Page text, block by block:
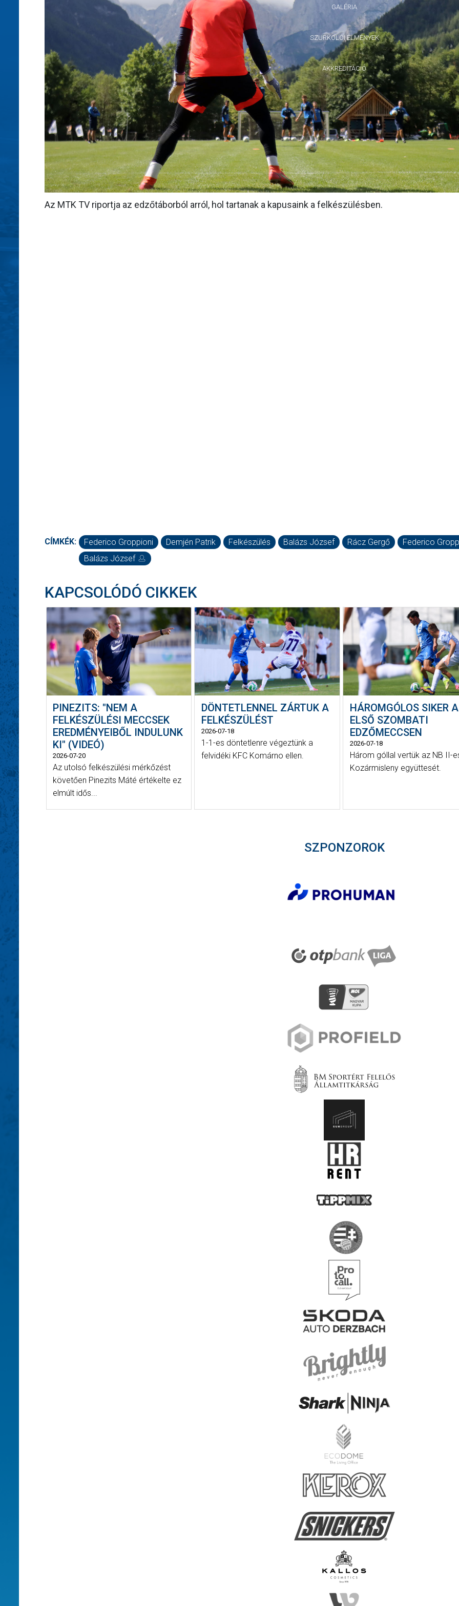
GALÉRIA
SZURKOLÓI ÉLMÉNYEK
AKKREDITÁCIÓ
Az MTK TV riportja az edzőtáborból arról, hol tartanak a kapusaink a felkészülésben.
CÍMKÉK: Federico Groppioni Demjén Patrik Felkészülés Balázs József Rácz Gergő
Federico
Balázs József
KAPCSOLÓDÓ CIKKEK
PINEZITS: "NEM A
FELKÉSZÜLÉSI MECCSEK
EREDMÉNYEIBŐL INDULUNK
KI" (VIDEÓ)
2026-07-20
Az utolsó felkészülési mérkőzést
követően Pinezits Máté értékelte ez
elmúlt idős...
DÖNTETLENNEL ZÁRTUK A
FELKÉSZÜLÉST
2026-07-18
1-1-es döntetlenre végeztünk a
felvidéki KFC Komárno ellen.
HÁROMGÓLOS SIKER
ELSŐ SZOMBATI
EDZŐMECCSEN
2026-07-18
Három góllal vertük az NB II-
Kozármisleny együttesét.
SZPONZOROK